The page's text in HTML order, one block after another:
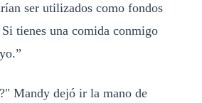
ser utilizados como fondos
tienes una comida conmigo
Mandy dejó ir la mano de